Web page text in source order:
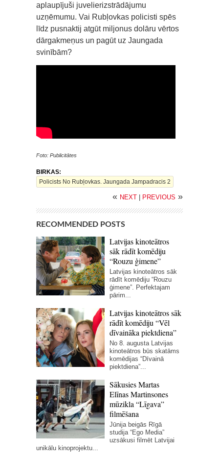
aplaupījuši juvelierizstrādājumu
uzņēmumu. Vai Rubļovkas policisti spēs
līdz pusnaktij atgūt miljonus dolāru vērtos
dārgakmeņus un pagūt uz Jaungada
svinībām?
Foto: Publicitātes
BIRKAS:
Policists No Rubļovkas. Jaungada Jampadracis 2
« NEXT PREVIOUS »
RECOMMENDED POSTS
Latvijas kinoteātros
sāk rādīt komēdiju
“Rouzu ģimene”
Latvijas kinoteātros sāk
rādīt komēdiju “Rouzu
ģimene”. Perfektajam
pārim...
Latvijas kinoteātros sāk
rādīt komēdiju “Vēl
dīvaināka piektdiena”
No 8. augusta Latvijas
kinoteātros būs skatāms
komēdijas “Dīvainā
piektdiena”...
Sākusies Martas
Elīnas Martinsones
mūzikla “Līgava”
filmēšana
Jūnija beigās Rīgā
studija “Ego Media”
uzsākusi filmēt Latvijai
unikālu kinoprojektu...